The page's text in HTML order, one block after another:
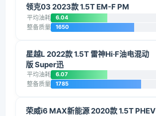
领克03 2023款 1.5T EM-F PM
平均油耗 6.04
整备质量 1650
星越L 2022款 1.5T 雷神Hi·F油电混动
版 Super迅
平均油耗 6.07
整备质量 1785
荣威i6 MAX新能源 2020款 1.5T PHEV